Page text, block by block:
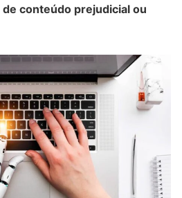
conteúdo prejudicial ou